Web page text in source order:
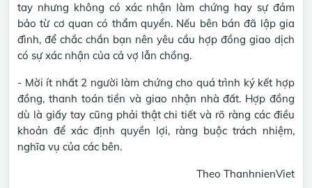
tay nhưng không có xác nhận làm chứng hay sự đảm
bảo từ cơ quan có thẩm quyền. Nếu bên bán đã lập gia
đình, để chắc chắn bạn nên yêu cầu hợp đồng giao dịch
có sự xác nhận của cả vợ lẫn chồng.
- Mời ít nhất 2 người làm chứng cho quá trình ký kết hợp
đồng, thanh toán tiền và giao nhận nhà đất. Hợp đồng
dù là giấy tay cũng phải thật chi tiết và rõ ràng các điều
khoản để xác định quyền lợi, ràng buộc trách nhiệm,
nghĩa vụ của các bên.
Theo ThanhnienViet